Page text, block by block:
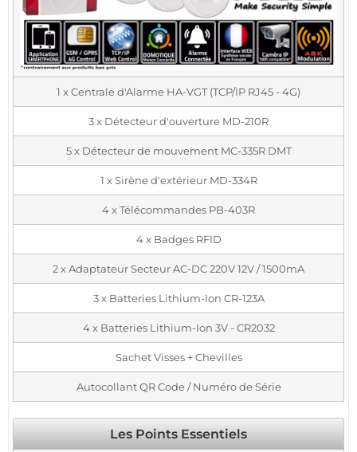
1 x Centrale d'Alarme HA-VGT (TCP/IP RJ45 - 4G)
3 x Détecteur d'ouverture MD-210R
5 x Détecteur de mouvement MC-335R DMT
1 x Sirène d'extérieur MD-334R
4 x Télécommandes PB-403R
4 x Badges RFID
2 x Adaptateur Secteur AC-DC 220V 12V / 1500mA
3 x Batteries Lithium-Ion CR-123A
4 x Batteries Lithium-Ion 3V - CR2032
Sachet Visses + Chevilles
Autocollant QR Code / Numéro de Série
Les Points Essentiels